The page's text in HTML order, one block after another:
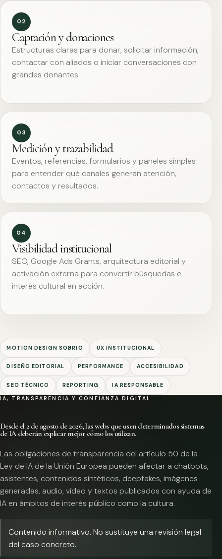
02
Captación y donaciones
Estructuras claras para donar, solicitar información,
contactar con aliados o iniciar conversaciones con
grandes donantes.
03
Medición y trazabilidad
Eventos, referencias, formularios y paneles simples
para entender qué canales generan atención,
contactos y resultados.
04
Visibilidad institucional
SEO, Google Ads Grants, arquitectura editorial y
activación externa para convertir búsquedas e
interés cultural en acción.
MOTION DESIGN SOBRIO UX INSTITUCIONAL
DISEÑO EDITORIAL PERFORMANCE ACCESIBILIDAD
SEO TÉCNICO REPORTING IA RESPONSABLE
IA, TRANSPARENCIA Y CONFIANZA DIGITAL
Desde el 2 de agosto de 2026, las webs que usen determinados sistemas
de IA deberán explicar mejor cómo los utilizan.
Las obligaciones de transparencia del artículo 50 de la
Ley de IA de la Unión Europea pueden afectar a chatbots,
asistentes, contenidos sintéticos, deepfakes, imágenes
generadas, audio, vídeo y textos publicados con ayuda de
IA en ámbitos de interés público como la cultura.
Contenido informativo. No sustituye una revisión legal
del caso concreto.